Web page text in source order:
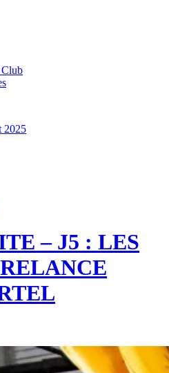
2025
– J5 : LES